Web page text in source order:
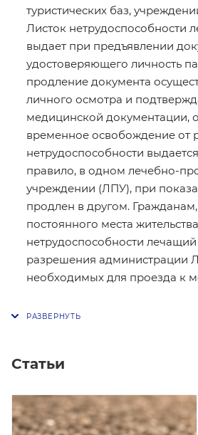
туристических баз,
Листок нетрудоспособности
выдает при предъявлении
удостоверяющего личность
продление документа
личного осмотра и
медицинской документации,
временное освобождение от
нетрудоспособности
правило, в одном лечебно-
учреждении (ЛПУ), при
продлен в другом.
постоянного места
нетрудоспособности
разрешения администрации
необходимых для проезда к
Статьи